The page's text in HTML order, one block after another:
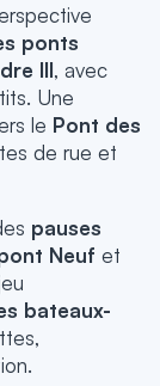
ponts
III, avec
Une
le Pont des
de rue et
pauses
Neuf et
bateaux-